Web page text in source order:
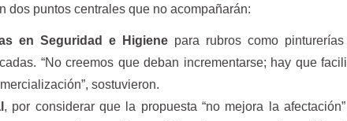
dos puntos centrales que no acompañarán:
en Seguridad e Higiene para rubros como
“No creemos que deban incrementarse; hay que
sostuvieron.
, por considerar que la propuesta “no mejora la